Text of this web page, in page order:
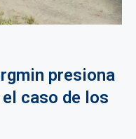
presiona
caso de los